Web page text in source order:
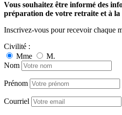
Vous souhaitez être informé des
préparation de votre retraite et à la
Inscrivez-vous pour recevoir chaque
Civilité :
Mme
M.
Nom
Prénom
Courriel